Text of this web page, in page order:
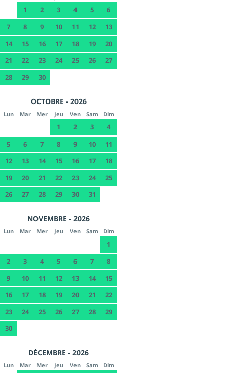
1 2 3 4 5
6
7
8 9 10 11 12
13
14
15 16 17 18 19
20
21
22 23 24 25 26
27
28
29 30
OCTOBRE - 2026
Lun Mar Mer Jeu Ven Sam Dim
1 2 3
4
5
6 7 8 9 10
11
12
13 14 15 16 17
18
19
20 21 22 23 24
25
26
27 28 29 30 31
NOVEMBRE - 2026
Lun Mar Mer Jeu Ven Sam Dim
1
2
3 4 5 6 7
8
9
10 11 12 13 14
15
16
17 18 19 20 21
22
23
24 25 26 27 28
29
30
DÉCEMBRE - 2026
Lun Mar Mer Jeu Ven Sam Dim